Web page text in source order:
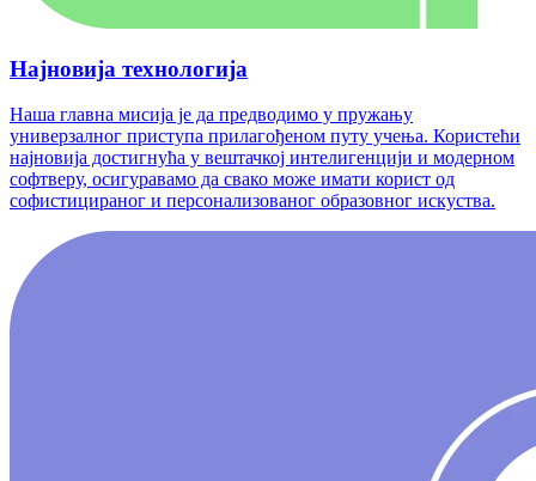
Најновија технологија
Наша главна мисија је да предводимо у пружању
универзалног приступа прилагођеном путу учења. Користећи
најновија достигнућа у вештачкој интелигенцији и модерном
софтверу, осигуравамо да свако може имати корист од
софистицираног и персонализованог образовног искуства.